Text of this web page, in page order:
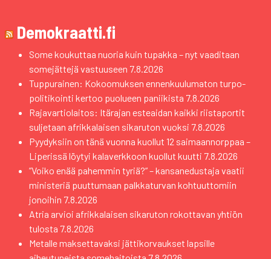
Demokraatti.fi
Some koukuttaa nuoria kuin tupakka – nyt vaaditaan
somejättejä vastuuseen 7.8.2026
Tuppurainen: Kokoomuksen ennenkuulumaton turpo-
politikointi kertoo puolueen paniikista 7.8.2026
Rajavartiolaitos: Itärajan esteaidan kaikki riistaportit
suljetaan afrikkalaisen sikaruton vuoksi 7.8.2026
Pyydyksiin on tänä vuonna kuollut 12 saimaannorppaa –
Liperissä löytyi kalaverkkoon kuollut kuutti 7.8.2026
”Voiko enää pahemmin tyriä?” – kansanedustaja vaatii
ministeriä puuttumaan palkkaturvan kohtuuttomiin
jonoihin 7.8.2026
Atria arvioi afrikkalaisen sikaruton rokottavan yhtiön
tulosta 7.8.2026
Metalle maksettavaksi jättikorvaukset lapsille